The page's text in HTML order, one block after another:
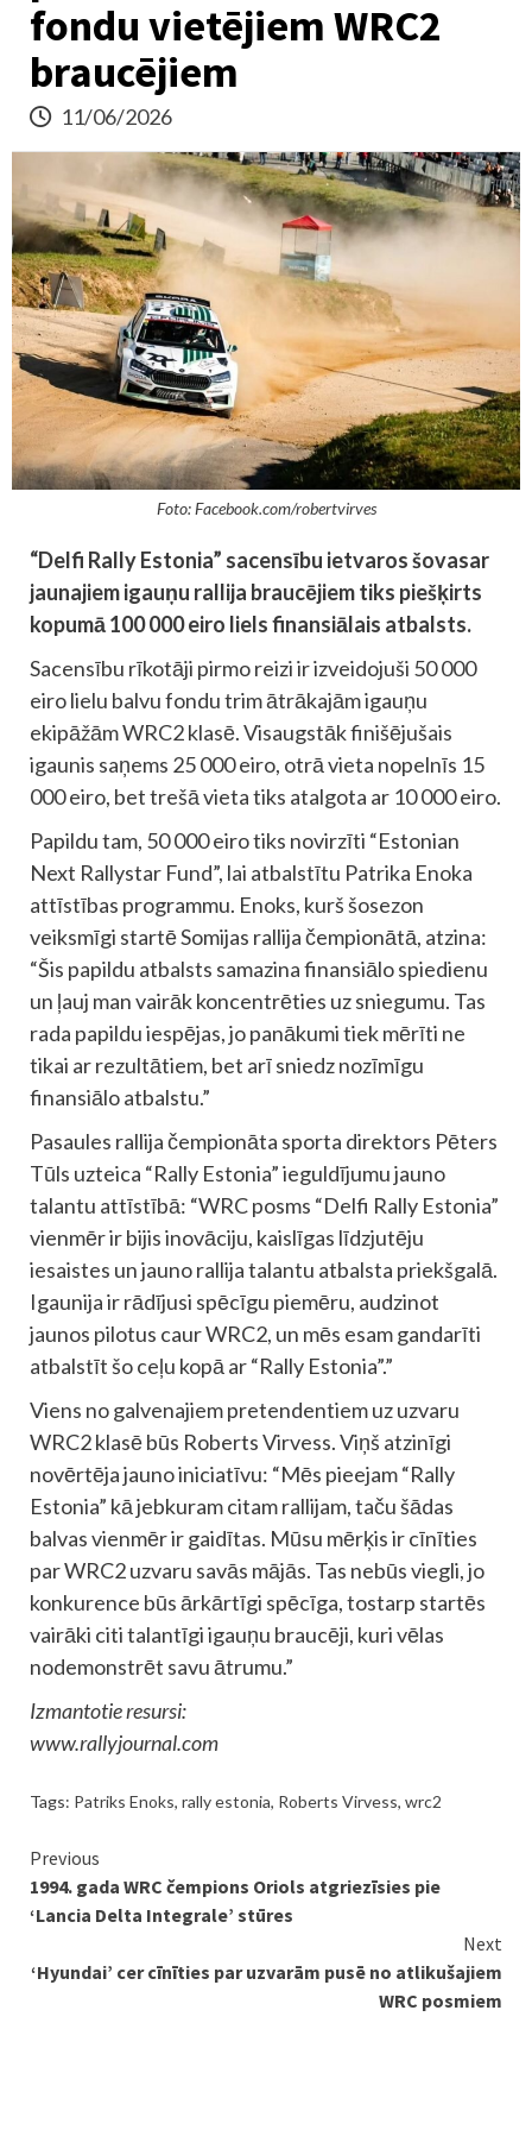
fondu vietējiem WRC2
braucējiem
11/06/2026
Foto: Facebook.com/robertvirves
“Delfi Rally Estonia” sacensību ietvaros šovasar
jaunajiem igauņu rallija braucējiem tiks piešķirts
kopumā 100 000 eiro liels finansiālais atbalsts.
Sacensību rīkotāji pirmo reizi ir izveidojuši 50 000
eiro lielu balvu fondu trim ātrākajām igauņu
ekipāžām WRC2 klasē. Visaugstāk finišējušais
igaunis saņems 25 000 eiro, otrā vieta nopelnīs 15
000 eiro, bet trešā vieta tiks atalgota ar 10 000 eiro.
Papildu tam, 50 000 eiro tiks novirzīti “Estonian
Next Rallystar Fund”, lai atbalstītu Patrika Enoka
attīstības programmu. Enoks, kurš šosezon
veiksmīgi startē Somijas rallija čempionātā, atzina:
“Šis papildu atbalsts samazina finansiālo spiedienu
un ļauj man vairāk koncentrēties uz sniegumu. Tas
rada papildu iespējas, jo panākumi tiek mērīti ne
tikai ar rezultātiem, bet arī sniedz nozīmīgu
finansiālo atbalstu.”
Pasaules rallija čempionāta sporta direktors Pēters
Tūls uzteica “Rally Estonia” ieguldījumu jauno
talantu attīstībā: “WRC posms “Delfi Rally Estonia”
vienmēr ir bijis inovāciju, kaislīgas līdzjutēju
iesaistes un jauno rallija talantu atbalsta priekšgalā.
Igaunija ir rādījusi spēcīgu piemēru, audzinot
jaunos pilotus caur WRC2, un mēs esam gandarīti
atbalstīt šo ceļu kopā ar “Rally Estonia”.”
Viens no galvenajiem pretendentiem uz uzvaru
WRC2 klasē būs Roberts Virvess. Viņš atzinīgi
novērtēja jauno iniciatīvu: “Mēs pieejam “Rally
Estonia” kā jebkuram citam rallijam, taču šādas
balvas vienmēr ir gaidītas. Mūsu mērķis ir cīnīties
par WRC2 uzvaru savās mājās. Tas nebūs viegli, jo
konkurence būs ārkārtīgi spēcīga, tostarp startēs
vairāki citi talantīgi igauņu braucēji, kuri vēlas
nodemonstrēt savu ātrumu.”
Izmantotie resursi:
www.rallyjournal.com
Tags: Patriks Enoks, rally estonia, Roberts Virvess, wrc2
Continue
Reading
Previous
1994. gada WRC čempions Oriols atgriezīsies pie
‘Lancia Delta Integrale’ stūres
Next
‘Hyundai’ cer cīnīties par uzvarām pusē no atlikušajiem
WRC posmiem